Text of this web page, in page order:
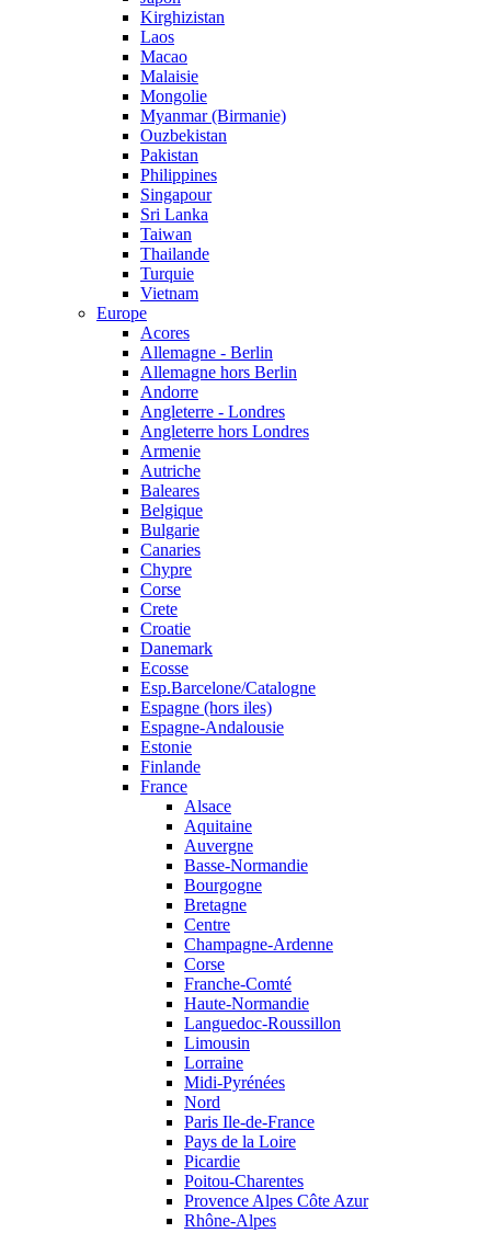
Kirghizistan
Laos
Macao
Malaisie
Mongolie
Myanmar (Birmanie)
Ouzbekistan
Pakistan
Philippines
Singapour
Sri Lanka
Taiwan
Thailande
Turquie
Vietnam
Europe
Acores
Allemagne - Berlin
Allemagne hors Berlin
Andorre
Angleterre - Londres
Angleterre hors Londres
Armenie
Autriche
Baleares
Belgique
Bulgarie
Canaries
Chypre
Corse
Crete
Croatie
Danemark
Ecosse
Esp.Barcelone/Catalogne
Espagne (hors iles)
Espagne-Andalousie
Estonie
Finlande
France
Alsace
Aquitaine
Auvergne
Basse-Normandie
Bourgogne
Bretagne
Centre
Champagne-Ardenne
Corse
Franche-Comté
Haute-Normandie
Languedoc-Roussillon
Limousin
Lorraine
Midi-Pyrénées
Nord
Paris Ile-de-France
Pays de la Loire
Picardie
Poitou-Charentes
Provence Alpes Côte Azur
Rhône-Alpes